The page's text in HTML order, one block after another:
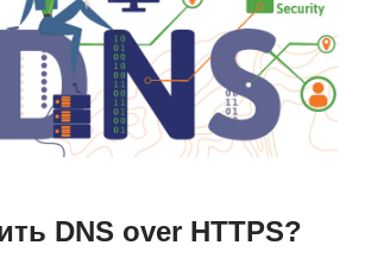
DNS over HTTPS?